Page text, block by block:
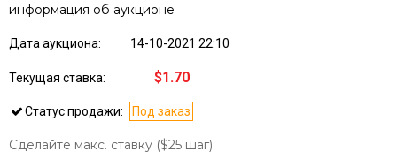
информация об аукционе
Дата аукциона: 14-10-2021 22:10
Текущая ставка: $1.70
Статус продажи: Под заказ
Сделайте макс. ставку ($25 шаг)